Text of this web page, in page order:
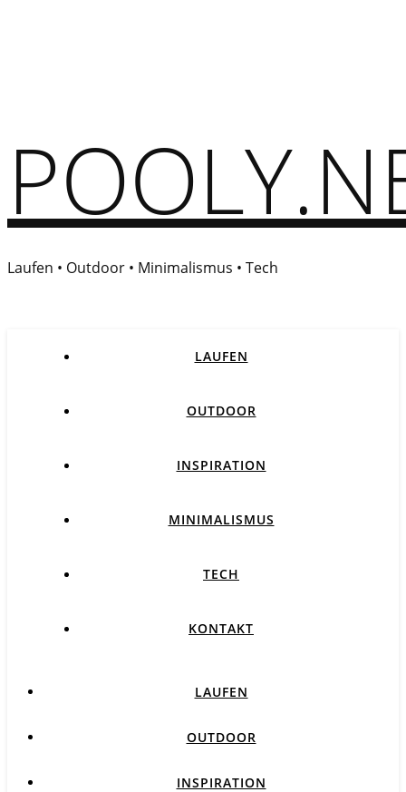
Laufen • Outdoor • Minimalismus • Tech
LAUFEN
OUTDOOR
INSPIRATION
MINIMALISMUS
TECH
KONTAKT
LAUFEN
OUTDOOR
INSPIRATION